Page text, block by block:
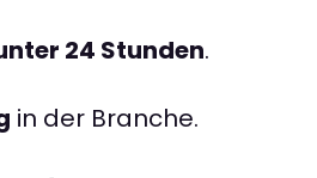
24 Stunden.
in der Branche.